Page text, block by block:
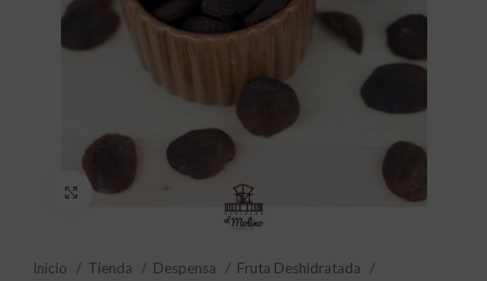
Click to enlarge
Inicio Tienda Despensa
Fruta Deshidratada